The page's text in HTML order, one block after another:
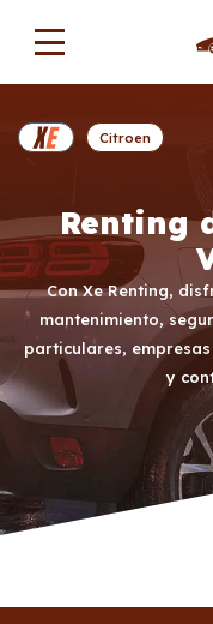
Renting
Con Xe Renting,
mantenimiento,
particulares,
y
Citroen